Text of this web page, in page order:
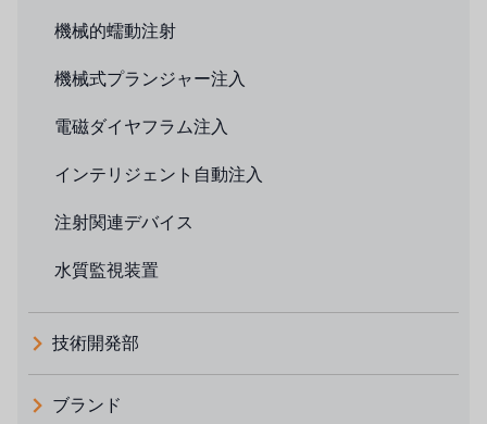
機械的蠕動注射
機械式プランジャー注入
電磁ダイヤフラム注入
インテリジェント自動注入
注射関連デバイス
水質監視装置
技術開発部
ブランド